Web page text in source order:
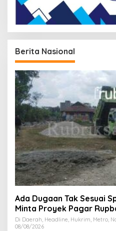
Berita Nasional
Ada Dugaan Tak Sesuai
Minta Proyek Pagar
Dihentikan
Di Daerah, Headline, Hukrim, Metro,
08/08/2026